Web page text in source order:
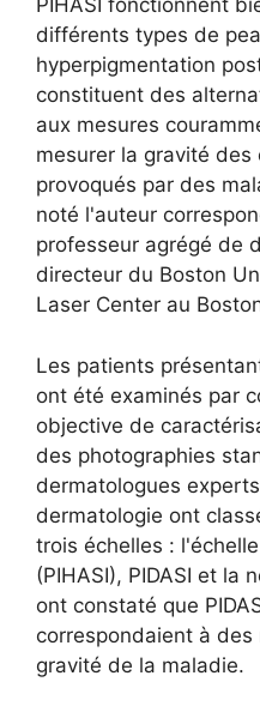
PIHASI fonctionnent
différents types de
hyperpigmentation
constituent des
aux mesures
mesurer la gravité
provoqués par des
noté l'auteur
professeur agrégé de
directeur du Boston
Laser Center au
Les patients
ont été examinés par
objective de
des photographies
dermatologues
dermatologie ont
trois échelles :
(PIHASI), PIDASI et la
ont constaté que
correspondaient à
gravité de la maladie.